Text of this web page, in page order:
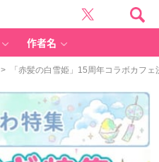
作者名
> 「赤髪の白雪姫」15周年コラボカフ